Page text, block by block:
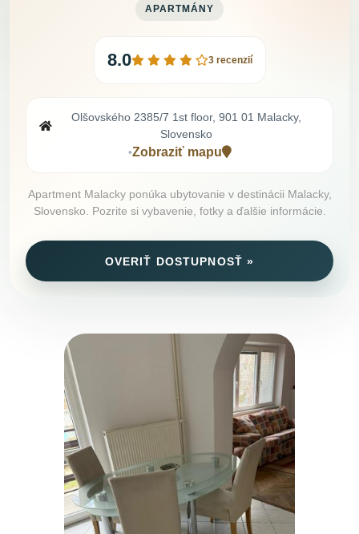
APARTMÁNY
8.0 3 recenzií
Olšovského 2385/7 1st floor, 901 01 Malacky,
Slovensko
•Zobraziť mapu
Apartment Malacky ponúka ubytovanie v destinácii Malacky,
Slovensko. Pozrite si vybavenie, fotky a ďalšie informácie.
OVERIŤ DOSTUPNOSŤ »